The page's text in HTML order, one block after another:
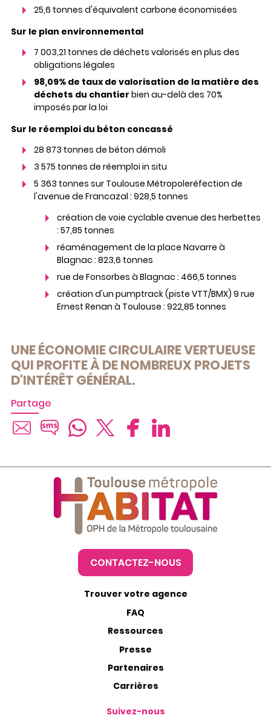
25,6 tonnes d'équivalent carbone économisées
Sur le plan environnemental
7 003,21 tonnes de déchets valorisés en plus des
obligations légales
98,09% de taux de valorisation de la matière des
déchets du chantier bien au-delà des 70%
imposés par la loi
Sur le réemploi du béton concassé
28 873 tonnes de béton démoli
3 575 tonnes de réemploi in situ
5 363 tonnes sur Toulouse Métropoleréfection de
l'avenue de Francazal : 928,5 tonnes
création de voie cyclable avenue des herbettes
: 57,85 tonnes
réaménagement de la place Navarre à
Blagnac : 823,6 tonnes
rue de Fonsorbes à Blagnac : 466,5 tonnes
création d'un pumptrack (piste VTT/BMX) 9 rue
Ernest Renan à Toulouse : 922,85 tonnes
UNE ÉCONOMIE CIRCULAIRE VERTUEUSE
QUI PROFITE À DE NOMBREUX PROJETS
D'INTÉRÊT GÉNÉRAL.
Partage
CONTACTEZ-NOUS
Trouver votre agence
FAQ
Ressources
Presse
Partenaires
Carrières
Suivez-nous